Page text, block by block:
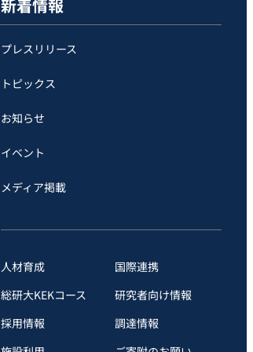
新着情報
プレスリリース
トピックス
お知らせ
イベント
メディア掲載
人材育成
国際連携
総研大KEKコース
研究者向け情報
採用情報
調達情報